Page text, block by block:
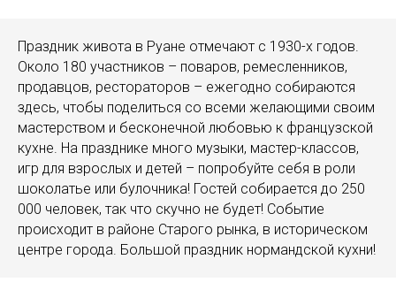
Праздник живота в Руане отмечают с 1930-х годов.
Около 180 участников – поваров, ремесленников,
продавцов, рестораторов – ежегодно собираются
здесь, чтобы поделиться со всеми желающими своим
мастерством и бесконечной любовью к французской
кухне. На празднике много музыки, мастер-классов,
игр для взрослых и детей – попробуйте себя в роли
шоколатье или булочника! Гостей собирается до 250
000 человек, так что скучно не будет! Событие
происходит в районе Старого рынка, в историческом
центре города. Большой праздник нормандской кухни!